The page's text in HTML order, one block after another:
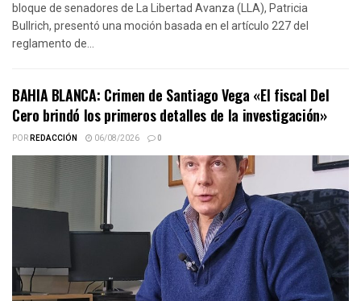
bloque de senadores de La Libertad Avanza (LLA), Patricia
Bullrich, presentó una moción basada en el artículo 227 del
reglamento de...
BAHIA BLANCA: Crimen de Santiago Vega «El fiscal Del
Cero brindó los primeros detalles de la investigación»
PORREDACCIÓN 06/08/2026 0